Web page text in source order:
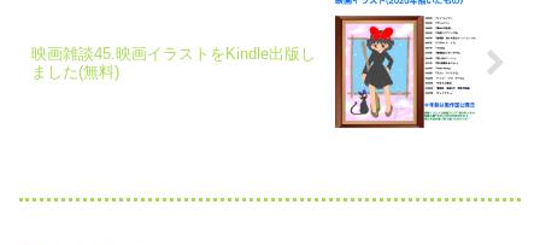
映画雑談45.映画イラストをKindle出版し
ました(無料)